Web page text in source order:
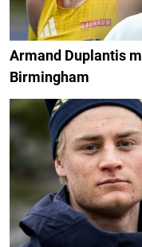
Armand Duplantis
Birmingham